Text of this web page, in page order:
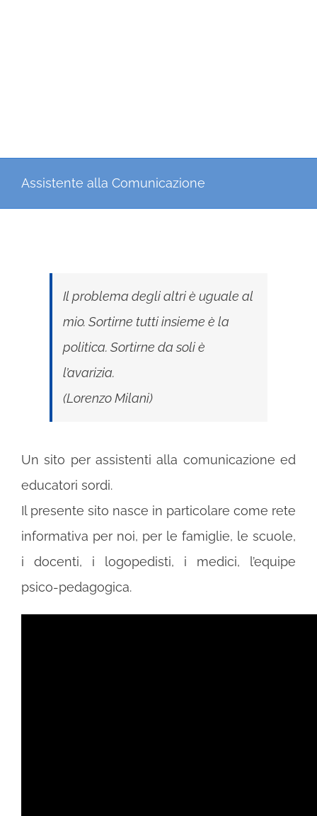
Assistente alla Comunicazione
Il problema degli altri è uguale al
mio. Sortirne tutti insieme è la
politica. Sortirne da soli è
l’avarizia.
(Lorenzo Milani)
Un sito per assistenti alla comunicazione ed
educatori sordi.
Il presente sito nasce in particolare come rete
informativa per noi, per le famiglie, le scuole,
i docenti, i logopedisti, i medici, l’equipe
psico-pedagogica.